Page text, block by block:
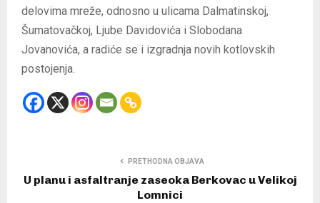
delovima mreže, odnosno u ulicama Dalmatinskoj,
Šumatovačkoj, Ljube Davidovića i Slobodana
Jovanovića, a radiće se i izgradnja novih kotlovskih
postojenja.
PRETHODNA OBJAVA
U planu i asfaltranje zaseoka Berkovac u Velikoj
Lomnici